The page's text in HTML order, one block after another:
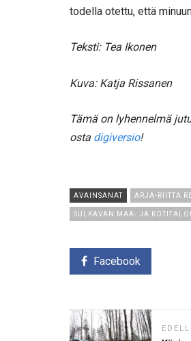
todella otettu, että
Teksti: Tea Ikonen
Kuva: Katja Rissanen
Tämä on lyhennelmä
osta digiversio!
AVAINSANAT ARJA-RIITTA
SULKAVAN MAA- JA
Facebook